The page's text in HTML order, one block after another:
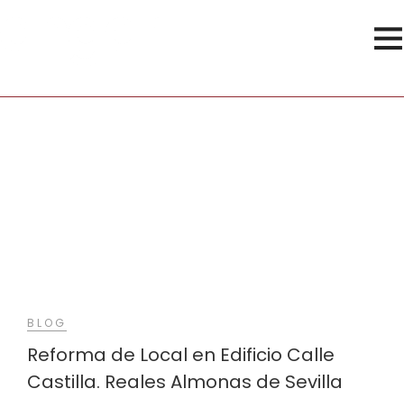
BLOG
Reforma de Local en Edificio Calle
Castilla. Reales Almonas de Sevilla